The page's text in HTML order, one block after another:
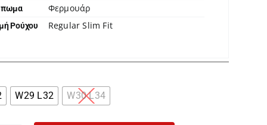
Φερμουάρ
Ρούχου Regular Slim Fit
W29 L32 W30 L34